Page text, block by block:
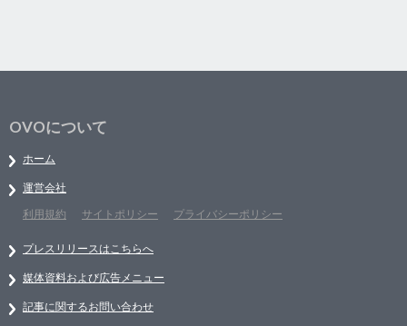
OVOについて
ホーム
運営会社
利用規約
サイトポリシー プライバシーポリシー
プレスリリースはこちらへ
媒体資料および広告メニュー
記事に関するお問い合わせ